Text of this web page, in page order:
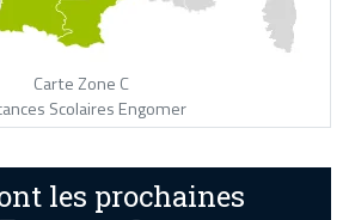
Carte Zone C
Scolaires Engomer
les prochaines